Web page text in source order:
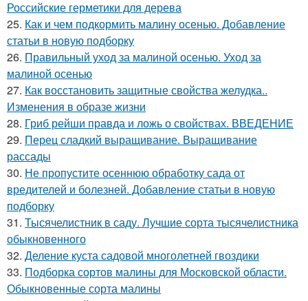
Российские герметики для дерева
25. Как и чем подкормить малину осенью. Добавление
статьи в новую подборку
26. Правильный уход за малиной осенью. Уход за
малиной осенью
27. Как восстановить защитные свойства желудка..
Изменения в образе жизни
28. Гриб рейши правда и ложь о свойствах. ВВЕДЕНИЕ
29. Перец сладкий выращивание. Выращивание
рассады
30. Не пропустите осеннюю обработку сада от
вредителей и болезней. Добавление статьи в новую
подборку
31. Тысячелистник в саду. Лучшие сорта тысячелистника
обыкновенного
32. Деление куста садовой многолетней гвоздики
33. Подборка сортов малины для Московской области.
Обыкновенные сорта малины